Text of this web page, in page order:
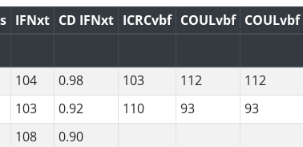
IFNxt CD IFNxt ICRCvbf COULvbf COULvbf
104 0.98 103 112 112
103 0.92 110 93 93
108 0.90